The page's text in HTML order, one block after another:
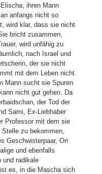
ihren Mann
anfangs nicht so
wird klar, dass sie nicht
bricht zusammen,
wird unfähig zu
nach Israel und
der sie nicht
mit dem Leben nicht
Mann sucht sie Spuren
nicht gut gehen. Da
der Tod der
Sami, Ex-Liebhaber
Professor mit dem sie
zu bekommen,
Geschwisterpaar, Ori
und ebenfalls
und radikale
es, in die Mascha sich